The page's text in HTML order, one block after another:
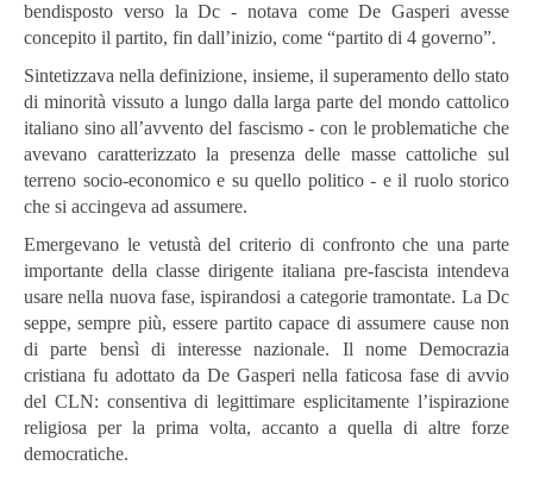
bendisposto verso la Dc - notava come De Gasperi avesse
concepito il partito, fin dall’inizio, come “partito di 4 governo”.
Sintetizzava nella definizione, insieme, il superamento dello stato
di minorità vissuto a lungo dalla larga parte del mondo cattolico
italiano sino all’avvento del fascismo - con le problematiche che
avevano caratterizzato la presenza delle masse cattoliche sul
terreno socio-economico e su quello politico - e il ruolo storico
che si accingeva ad assumere.
Emergevano le vetustà del criterio di confronto che una parte
importante della classe dirigente italiana pre-fascista intendeva
usare nella nuova fase, ispirandosi a categorie tramontate. La Dc
seppe, sempre più, essere partito capace di assumere cause non
di parte bensì di interesse nazionale. Il nome Democrazia
cristiana fu adottato da De Gasperi nella faticosa fase di avvio
del CLN: consentiva di legittimare esplicitamente l’ispirazione
religiosa per la prima volta, accanto a quella di altre forze
democratiche.